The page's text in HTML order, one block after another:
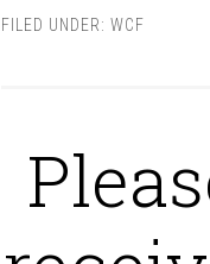
FILED UNDER: WCF